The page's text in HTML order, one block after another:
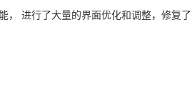
， 进行了大量的界面优化和调整， 修复